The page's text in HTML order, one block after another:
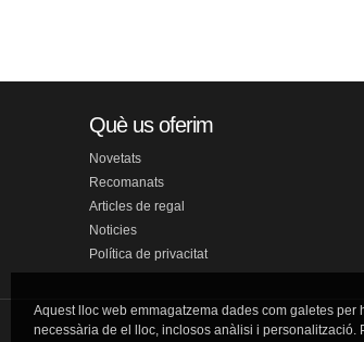
Què us oferim
Novetats
Recomanats
Articles de regal
Noticies
Política de privacitat
Aquest lloc web emmagatzema dades com galetes per
necessària de el lloc, inclosos anàlisi i personalització.